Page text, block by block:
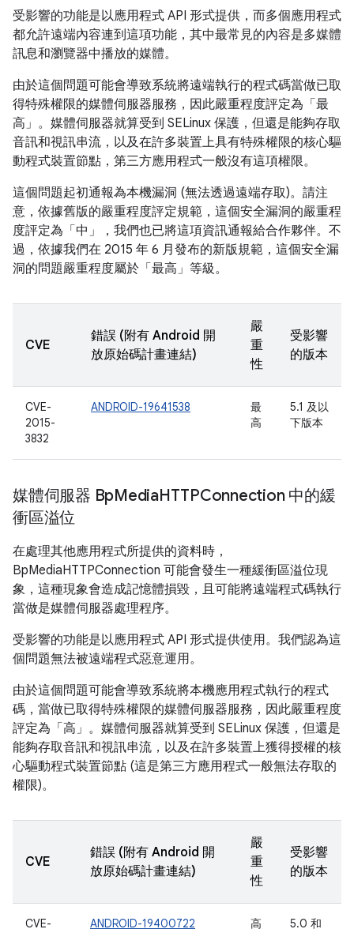
受影響的功能是以應用程式 API 形式提供，而多個應用程式
都允許遠端內容連到這項功能，其中最常見的內容是多媒體
訊息和瀏覽器中播放的媒體。
由於這個問題可能會導致系統將遠端執行的程式碼當做已取
得特殊權限的媒體伺服器服務，因此嚴重程度評定為「最
高」。媒體伺服器就算受到 SELinux 保護，但還是能夠存取
音訊和視訊串流，以及在許多裝置上具有特殊權限的核心驅
動程式裝置節點，第三方應用程式一般沒有這項權限。
這個問題起初通報為本機漏洞 (無法透過遠端存取)。請注
意，依據舊版的嚴重程度評定規範，這個安全漏洞的嚴重程
度評定為「中」，我們也已將這項資訊通報給合作夥伴。不
過，依據我們在 2015 年 6 月發布的新版規範，這個安全漏
洞的問題嚴重程度屬於「最高」等級。
CVE
錯誤 (附有 Android 開
放原始碼計畫連結)
嚴
重
性
受影響
的版本
CVE-
2015-
3832
ANDROID-19641538
最
高
5.1 及以
下版本
媒體伺服器 BpMediaHTTPConnection 中的緩
衝區溢位
在處理其他應用程式所提供的資料時，
BpMediaHTTPConnection 可能會發生一種緩衝區溢位現
象，這種現象會造成記憶體損毀，且可能將遠端程式碼執行
當做是媒體伺服器處理程序。
受影響的功能是以應用程式 API 形式提供使用。我們認為這
個問題無法被遠端程式惡意運用。
由於這個問題可能會導致系統將本機應用程式執行的程式
碼，當做已取得特殊權限的媒體伺服器服務，因此嚴重程度
評定為「高」。媒體伺服器就算受到 SELinux 保護，但還是
能夠存取音訊和視訊串流，以及在許多裝置上獲得授權的核
心驅動程式裝置節點 (這是第三方應用程式一般無法存取的
權限)。
CVE
錯誤 (附有 Android 開
放原始碼計畫連結)
嚴
重
性
受影響
的版本
CVE-
ANDROID-19400722 高
5.0 和